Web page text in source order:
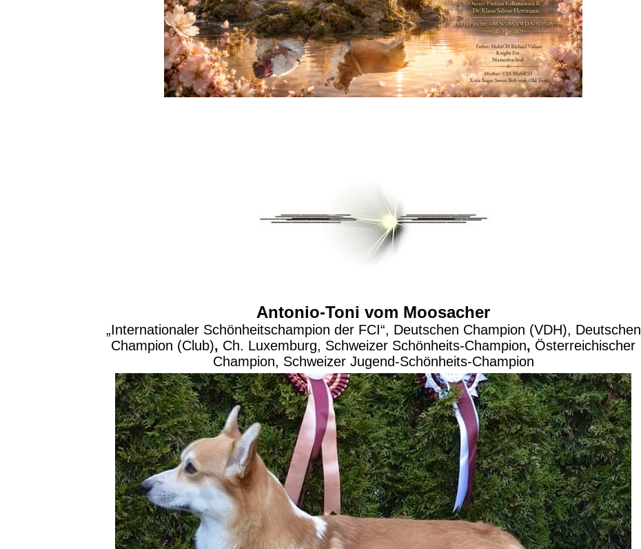
Antonio-Toni vom Moosacher
„Internationaler Schönheitschampion der FCI“, Deutschen Champion (VDH), Deutschen
Champion (Club), Ch. Luxemburg, Schweizer Schönheits-Champion, Österreichischer
Champion, Schweizer Jugend-Schönheits-Champion